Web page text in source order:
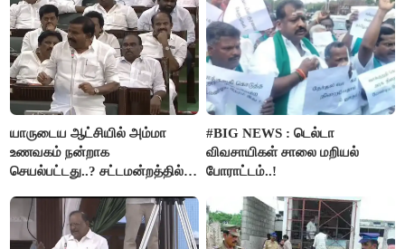
யாருடைய ஆட்சியில் அம்மா
உணவகம் நன்றாக
செயல்பட்டது..? சட்டமன்றத்தில்
#BIG NEWS : டெல்டா
விவசாயிகள் சாலை மறியல்
போராட்டம்..!